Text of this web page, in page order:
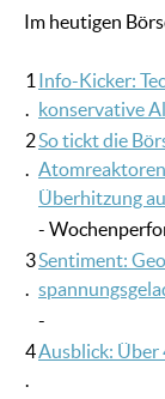
Im heutigen
1
.
Info-Kicker:
konservative
2
.
So tickt die
Überhitzung
-
3
.
Sentiment:
-
4
.
Ausblick: Über